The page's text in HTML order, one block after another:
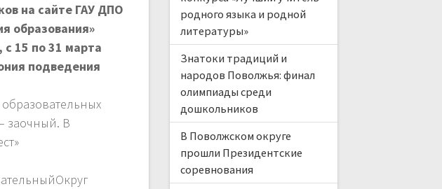
на сайте ГАУ ДПО
образования»
15 по 31 марта
подведения
заочный. В
родного языка и родной
литературы»
Знатоки традиций и
народов Поволжья: финал
олимпиады среди
дошкольников
В Поволжском округе
прошли Президентские
соревнования